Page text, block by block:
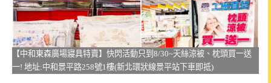
【中和東森廣場寢具特賣】快閃活動只到8/30~天絲涼被、枕頭買一送
一! 地址:中和景平路258號1樓(新北環狀線景平站下車即抵)